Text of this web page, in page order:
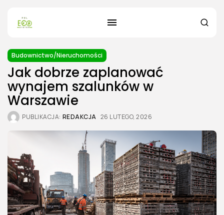
Budownictwo/Nieruchomości
Jak dobrze zaplanować
wynajem szalunków w
Warszawie
PUBLIKACJA: REDAKCJA 26 LUTEGO, 2026